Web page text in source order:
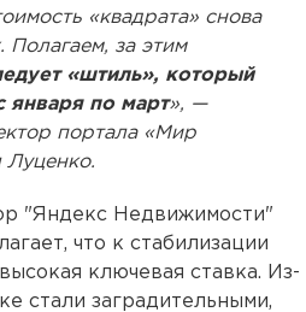
«квадрата» снова
Полагаем, за этим
«штиль», который
января по март», —
портала «Мир
Луценко.
"Яндекс Недвижимости"
что к стабилизации
ключевая ставка. Из-
стали заградительными,